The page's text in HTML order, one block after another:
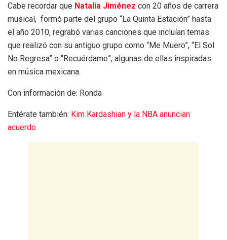
Cabe recordar que Natalia Jiménez con 20 años de carrera
musical, formó parte del grupo “La Quinta Estación” hasta
el año 2010, regrabó varias canciones que incluían temas
que realizó con su antiguo grupo como “Me Muero”, “El Sol
No Regresa” o “Recuérdame”, algunas de ellas inspiradas
en música mexicana.
Con información de: Ronda
Entérate también: Kim Kardashian y la NBA anuncian
acuerdo